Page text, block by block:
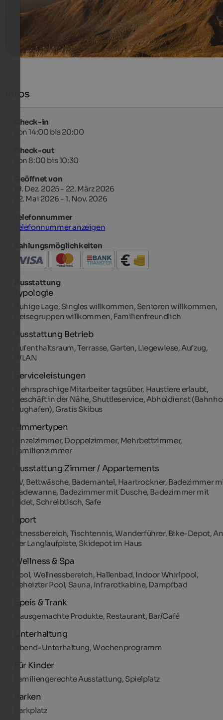
7 Nächte ab534 €pro Person
mehr Details
Infos
Check-in
von 14:00 bis 20:00
Check-out
von 8:00 bis 10:30
Geöffnet von
19. Dez. 2025 - 22. März 2026
22. Mai 2026 - 1. Nov. 2026
Telefonnummer
Telefonnummer anzeigen
Zahlungsmöglichkeiten
Ausstattung
Typologie
Ruhige Lage, Singles willkommen, Senioren willkommen,
Reisegruppen willkommen, Familienfreundlich
Ausstattung Betrieb
Aufenthaltsraum, Terrasse, Garten, Liegewiese, Aufzug,
WLAN
Serviceleistungen
Mehrsprachige Mitarbeiter tagsüber, Haustiere erlaubt,
Geschäft in der Nähe, Shuttleservice, Abholdienst
Flughafen), Gratis Skibus
Zimmertypen
Einzelzimmer, Doppelzimmer, Mehrbettzimmer,
Familienzimmer
Ausstattung Zimmer / Appartements
TV, Bettwäsche, Bademantel, Haartrockner, Badezimmer
Badewanne, Badezimmer mit Dusche, Badezimmer mit
Bidet, Schreibtisch, Safe
Sport
Fitnessbereich, Tischtennis, Wanderführer, Bike-Depot, An
der Langlaufpiste, Skidepot im Haus
Wellness & Spa
Pool, Wellnessbereich, Hallenbad, Indoor Whirlpool,
Beheizter Pool, Sauna, Infrarotkabine, Dampfbad
Speis & Trank
Hausgemachte Produkte, Restaurant, Bar/Café
Unterhaltung
Abend-Unterhaltung, Wochenprogramm
Für Kinder
Familiengerechte Ausstattung, Spielplatz
Parken
Parkplatz